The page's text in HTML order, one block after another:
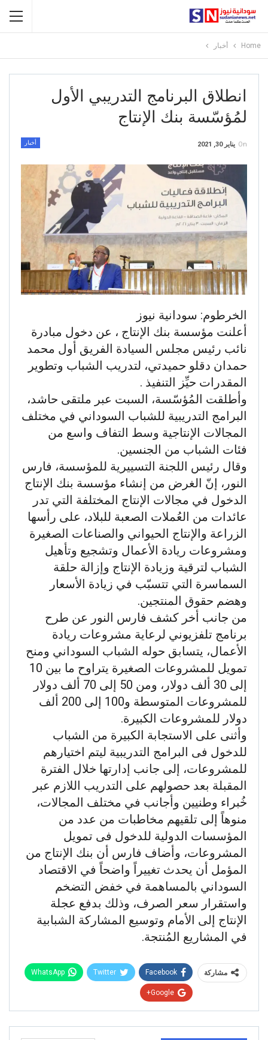
Home أخبار
انطلاق البرنامج التدريبي الأول
لمُؤسّسة بنك الإنتاج
أخبار On يناير 30, 2021
الخرطوم: سودانية نيوز
أعلنت مؤسسة بنك الإنتاج ، عن دخول مبادرة
نائب رئيس مجلس السيادة الفريق أول محمد
حمدان دقلو حميدتي، لتدريب الشباب وتطوير
المقدرات حيِّز التنفيذ .
وأطلقت المُؤسّسة، السبت عبر ملتقى حاشد،
البرامج التدريبية للشباب السوداني في مختلف
المجالات الإنتاجية وسط التفاف واسع من
فئات الشباب من الجنسين.
وقال رئيس اللجنة التسييرية للمؤسسة، فارس
النور، إنّ الغرض من إنشاء مؤسسة بنك الإنتاج
الدخول في مجالات الإنتاج المختلفة التي تدر
عائدات من العُملات الصعبة للبلاد، على رأسها
الزراعة والإنتاج الحيواني والصناعات الصغيرة
ومشروعات ريادة الأعمال وتشجيع وتأهيل
الشباب لترقية وزيادة الإنتاج وإزالة حلقة
السماسرة التي تتسبّب في زيادة الأسعار
وهضم حقوق المنتجين.
من جانب أخر كشف فارس النور عن طرح
برنامج تلفزيوني لرعاية مشروعات ريادة
الأعمال، يتسابق حوله الشباب السوداني ومنح
تمويل للمشروعات الصغيرة يتراوح ما بين 10
إلى 30 ألف دولار، ومن 50 إلى 70 ألف دولار
للمشروعات المتوسطة و100 إلى 200 ألف
دولار للمشروعات الكبيرة.
وأثنى على الاستجابة الكبيرة من الشباب
للدخول فى البرامج التدريبية ليتم اختيارهم
للمشروعات، إلى جانب إدارتها خلال الفترة
المقبلة بعد حصولهم على التدريب اللازم عبر
خُبراء وطنيين وأجانب في مختلف المجالات،
منوهاً إلى تلقيهم مخاطبات من عدد من
المؤسسات الدولية للدخول فى تمويل
المشروعات، وأضاف فارس أن بنك الإنتاج من
المؤمل أن يحدث تغييراً واضحاً في الاقتصاد
السوداني بالمساهمة في خفض التضخم
واستقرار سعر الصرف، وذلك بدفع عجلة
الإنتاج إلى الأمام وتوسيع المشاركة الشبابية
في المشاريع المُنتجة.
مشاركة Facebook
Twitter
WhatsApp
Google+